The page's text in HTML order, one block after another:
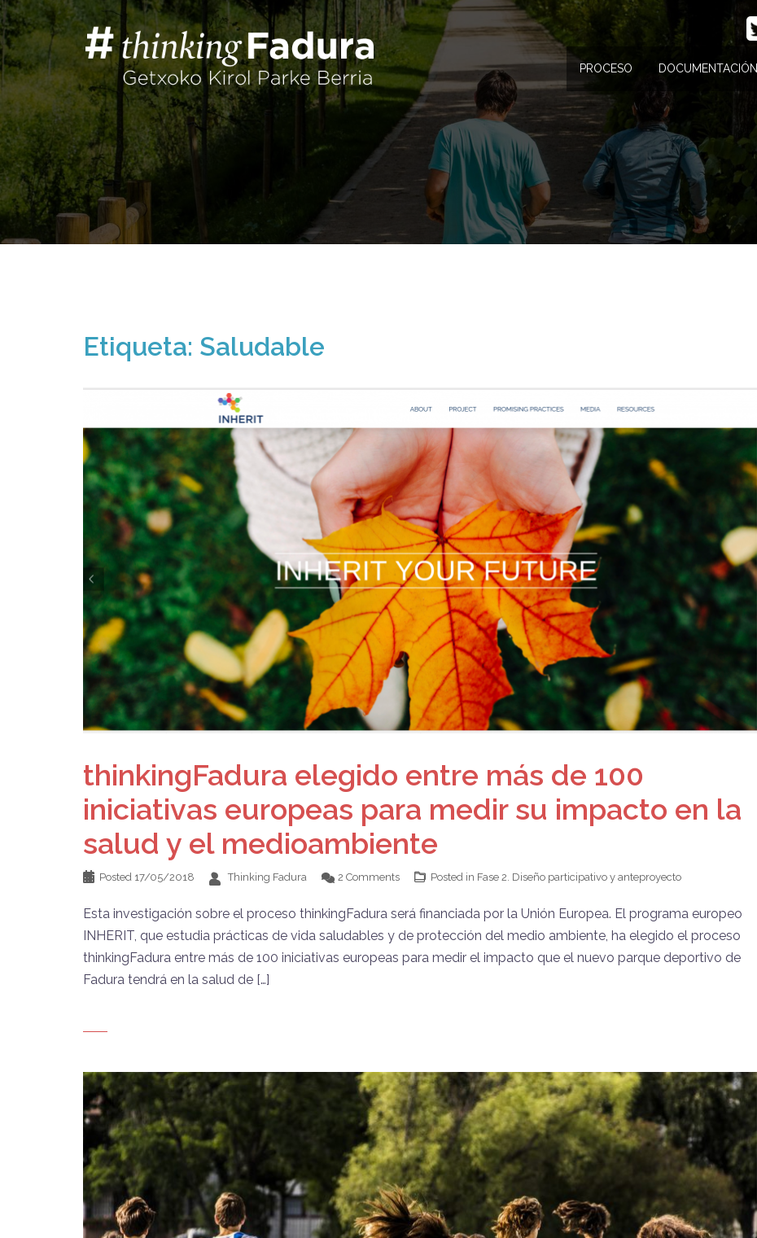
Saltar
al
contenido
PROCESO DOCUMENTACIÓN
Etiqueta: Saludable
thinkingFadura elegido entre más de 100
iniciativas europeas para medir su impacto en la
salud y el medioambiente
Posted 17/05/2018 Thinking Fadura 2 Comments Posted in Fase 2. Diseño participativo y anteproyecto
Esta investigación sobre el proceso thinkingFadura será financiada por la Unión Europea. El programa europeo
INHERIT, que estudia prácticas de vida saludables y de protección del medio ambiente, ha elegido el proceso
thinkingFadura entre más de 100 iniciativas europeas para medir el impacto que el nuevo parque deportivo de
Fadura tendrá en la salud de […]